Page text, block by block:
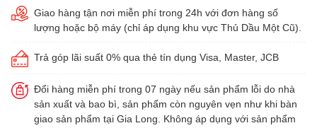
Giao hàng tận nơi miễn phí trong 24h với đơn hàng số
lượng hoặc bộ máy (chỉ áp dụng khu vực Thủ Dầu Một Cũ).
Trả góp lãi suất 0% qua thẻ tín dụng Visa, Master, JCB
Đổi hàng miễn phí trong 07 ngày nếu sản phẩm lỗi do nhà
sản xuất và bao bì, sản phẩm còn nguyên vẹn như khi bàn
giao sản phẩm tại Gia Long. Không áp dụng với sản phẩm